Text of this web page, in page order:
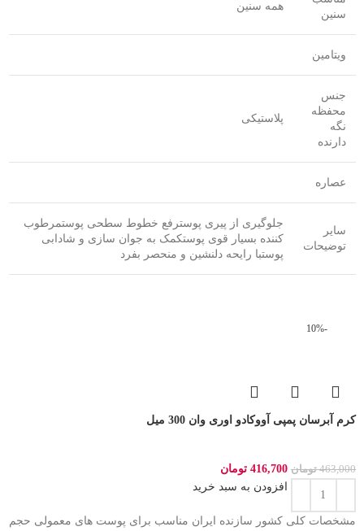
سنین
همه سنین
ویتامین
جنس
محفظه
نگه
دارنده
پلاستیکی
عصاره
سایر
توضیحات
جلوگیری از پیری پوسترفع خطوط سطحی پوستمرطوب
کننده بسیار قوی پوستکمک به جوان سازی و شادابی
پوستبا رایحه دلنشین و منحصر بفرد
-10%
کرم آبرسان پمپی آووکادو اوری وان 300 میل
463,000 تومان 416,700 تومان
افزودن به سبد خرید
مشخصات کلی کشور سازنده ایران مناسب برای پوست های معمولی حجم